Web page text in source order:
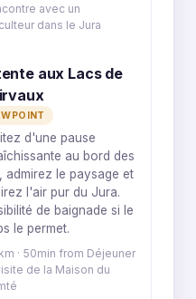
avec un
dans le Jura
aux Lacs de
d'une pause
au bord des
admirez le paysage et
l'air pur du Jura.
de baignade si le
le permet.
· 50min from Déjeuner
de la Maison du